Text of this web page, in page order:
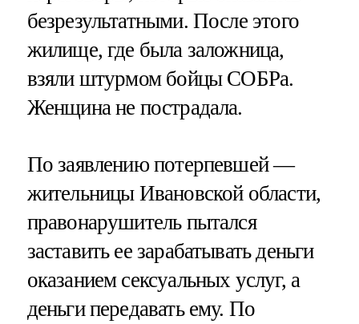
безрезультатными. После этого
жилище, где была заложница,
взяли штурмом бойцы СОБРа.
Женщина не пострадала.
По заявлению потерпевшей —
жительницы Ивановской области,
правонарушитель пытался
заставить ее зарабатывать деньги
оказанием сексуальных услуг, а
деньги передавать ему. По